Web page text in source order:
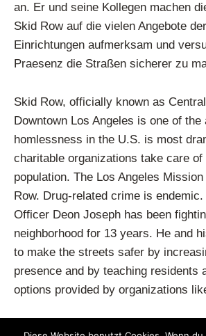
an. Er und seine Kollegen machen
Skid Row auf die vielen Angebote
Einrichtungen aufmerksam und
Praesenz die Straßen sicherer zu
Skid Row, officially known as
Downtown Los Angeles is one of the
homlessness in the U.S. is most
charitable organizations take care of
population. The Los Angeles
Row. Drug-related crime is
Officer Deon Joseph has been
neighborhood for 13 years. He and
to make the streets safer by
presence and by teaching residents
options provided by organizations